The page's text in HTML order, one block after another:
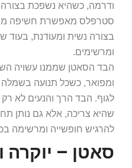
ודרמה, כשהיא נשפכת
סטרפלס מאפשרת חשיפה
בצורה נשית ומעודנת, בעוד
ומרשימים.
הבד הסאטן שממנו עשויה
ומפואר, כשכל תנועה
לגוף. הבד הרך והנעים לא
שהיא צריכה, אלא גם נותן
להרגיש חופשייה ומרשימה
סאטן – יוקרה